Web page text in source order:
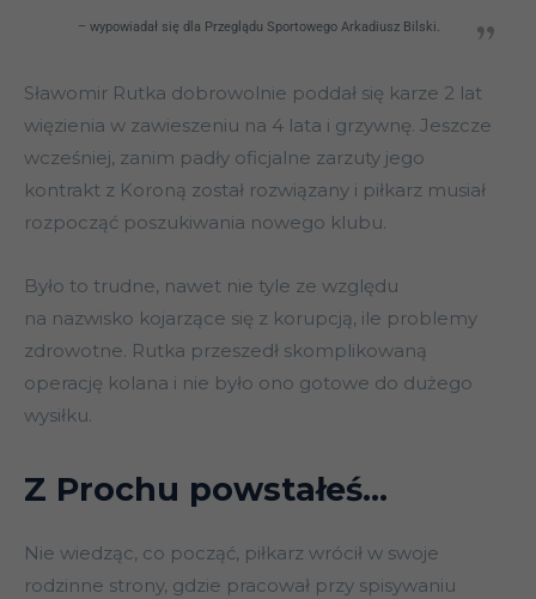
– wypowiadał się dla Przeglądu Sportowego Arkadiusz Bilski.
Sławomir Rutka dobrowolnie poddał się karze 2 lat
więzienia w zawieszeniu na 4 lata i grzywnę. Jeszcze
wcześniej, zanim padły oficjalne zarzuty jego
kontrakt z Koroną został rozwiązany i piłkarz musiał
rozpocząć poszukiwania nowego klubu.
Było to trudne, nawet nie tyle ze względu
na nazwisko kojarzące się z korupcją, ile problemy
zdrowotne. Rutka przeszedł skomplikowaną
operację kolana i nie było ono gotowe do dużego
wysiłku.
Z Prochu powstałeś…
Nie wiedząc, co począć, piłkarz wrócił w swoje
rodzinne strony, gdzie pracował przy spisywaniu